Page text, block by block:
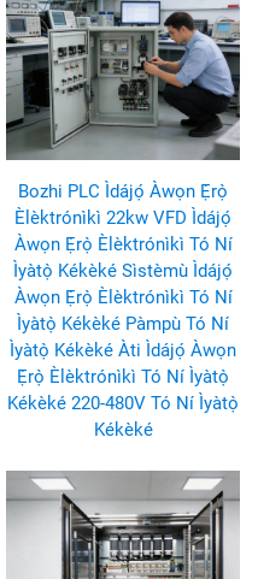
Bozhi PLC Ìdájọ́ Àwọn Ẹ̀rọ̀
Èlèktrónìkì 22kw VFD Ìdájọ́
Àwọn Ẹ̀rọ̀ Èlèktrónìkì Tó Ní
Ìyàtọ̀ Kékèké Sìstèmù Ìdájọ́
Àwọn Ẹ̀rọ̀ Èlèktrónìkì Tó Ní
Ìyàtọ̀ Kékèké Pàmpù Tó Ní
Ìyàtọ̀ Kékèké Àti Ìdájọ́ Àwọn
Ẹ̀rọ̀ Èlèktrónìkì Tó Ní Ìyàtọ̀
Kékèké 220-480V Tó Ní Ìyàtọ̀
Kékèké